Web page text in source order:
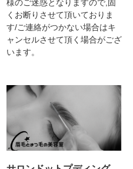
様のご迷惑となりますので,固
くお断りさせて頂いておりま
す/ご連絡がつかない場合はキ
ャンセルさせて頂く場合がござ
います。